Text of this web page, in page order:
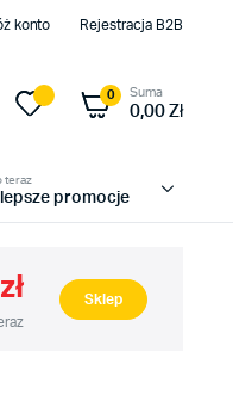
konto Rejestracja B2B
0 Suma
0,00Zł
teraz
promocje
Sklep